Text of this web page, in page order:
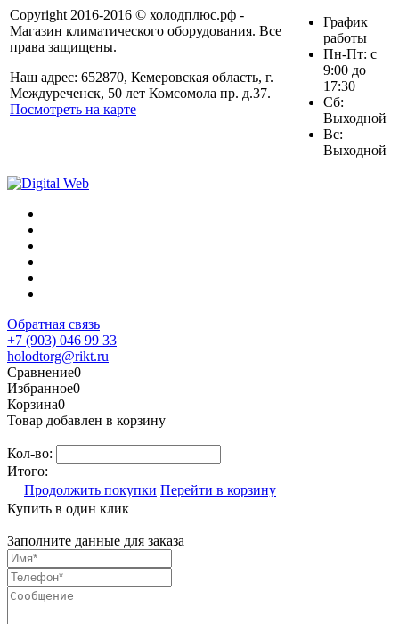
Copyright 2016-2016 © холодплюс.рф -
Магазин климатического оборудования. Все
права защищены.
Наш адрес: 652870, Кемеровская область, г.
Междуреченск, 50 лет Комсомола пр. д.37.
Посмотреть на карте
График
работы
Пн-Пт: с
9:00 до
17:30
Сб:
Выходной
Вс:
Выходной
Обратная связь
+7 (903) 046 99 33
holodtorg@rikt.ru
Сравнение0
Избранное0
Корзина0
Товар добавлен в корзину
Кол-во:
Итого:
Продолжить покупки Перейти в корзину
Купить в один клик
Заполните данные для заказа